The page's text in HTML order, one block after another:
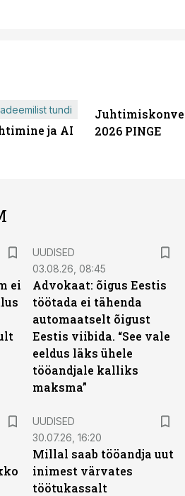
ja AI
tundi
2026 PINGE
ei
UUDISED
03.08.26, 08:45
Advokaat: õigus Eestis
töötada ei tähenda
automaatselt õigust
Eestis viibida. “See vale
eeldus läks ühele
tööandjale kalliks
maksma”
UUDISED
30.07.26, 16:20
Millal saab tööandja uut
inimest värvates
töötukassalt